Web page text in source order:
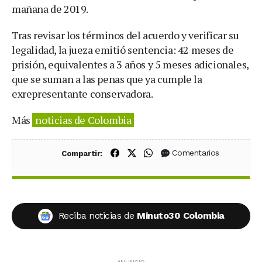
mañana de 2019.
Tras revisar los términos del acuerdo y verificar su
legalidad, la jueza emitió sentencia: 42 meses de
prisión, equivalentes a 3 años y 5 meses adicionales,
que se suman a las penas que ya cumple la
exrepresentante conservadora.
Más noticias de Colombia
Compartir: Compartir en Facebook
Compartir en X (Twitter)
Compartir en WhatsApp
Comentarios
Reciba noticias de Minuto30 Colombia